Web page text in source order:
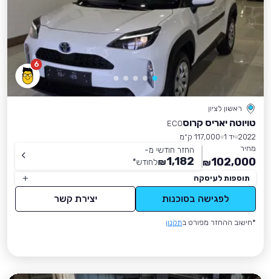
6
ראשון לציון
טויוטה יאריס קרוסECO
2022 יד 1
117,000 ק״מ
מחיר
102,000
₪
החזר חודשי מ-
1,182
₪לחודש*
תוספות לעיסקה
לפגישה בסוכנות יצירת קשר
*חישוב ההחזר מפורט בתקנון